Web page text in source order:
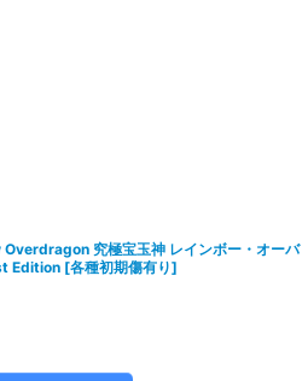
究極宝玉神 レインボー・オーバ
Edition [各種初期傷有り]